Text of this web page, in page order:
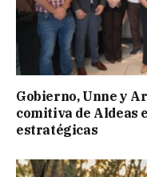
Gobierno, Unne y
comitiva de Aldeas
estratégicas